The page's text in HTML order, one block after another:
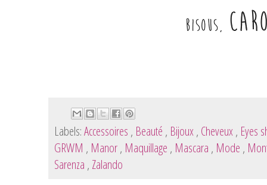
Labels:Accessoires , Beauté , Bijoux, Cheveux, Eyes
GRWM , Manor, Maquillage , Mascara , Mode ,
Sarenza , Zalando